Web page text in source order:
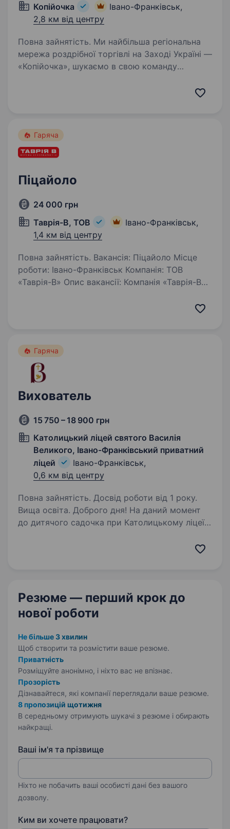
Копійочка
Івано-Франківськ,
2,8 км від центру
Повна зайнятість. Ми найбільша регіональна
мережа роздрібної торгівлі на Заході Україні —
«Копійочка», шукаємо в свою команду
роботи на сучасному Розподільчому центрі.
Гаряча
Піцайоло
24 000 грн
Таврія-В, ТОВ
Івано-Франківськ,
1,4 км від центру
Повна зайнятість. Вакансія: Піцайоло Місце
роботи: Івано-Франківськ Компанія: ТОВ
«Таврія-В» Опис вакансії: Компанія «Таврія-В»
ви любите готувати, маєте бажання навчатися
Гаряча
Вихователь
15 750 – 18 900 грн
Католицький ліцей святого Василія
Великого, Івано-Франківський приватний
ліцей
Івано-Франківськ,
0,6 км від центру
Повна зайнятість. Досвід роботи від 1 року.
Вища освіта. Доброго дня! На даний момент
до дитячого садочка при Католицькому ліцеї
Резюме — перший крок до
нової роботи
Не більше 3 хвилин
Щоб створити та розмістити ваше резюме.
Приватність
Розміщуйте анонімно, і ніхто вас не впізнає.
Прозорість
Дізнавайтеся, які компанії переглядали ваше резюме.
8 пропозицій щотижня
В середньому отримують шукачі з резюме і обирають
найкращі.
Ваші ім'я та прізвище
Ніхто не побачить ваші особисті дані без вашого
дозволу.
Ким ви хочете працювати?